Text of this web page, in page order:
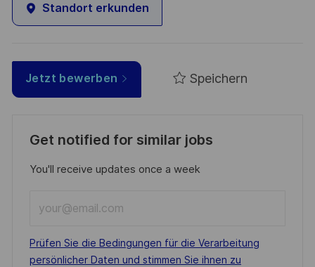
Standort erkunden
Jetzt bewerben Speichern
Get notified for similar jobs
You'll receive updates once a week
Email
address
(Required)
Required
Prüfen Sie die Bedingungen für die Verarbeitung
persönlicher Daten und stimmen Sie ihnen zu